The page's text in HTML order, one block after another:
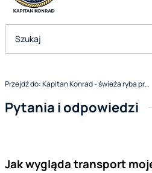
Otwórz wyszukiwarkę
Przejdź do:Kapitan Konrad - świeża ryba prosto z morza
Pytania i odpowiedzi
Jak wygląda transport